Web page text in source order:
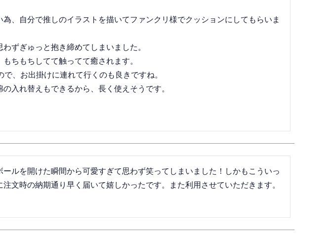
、自分で推しのイラストを描いてファンクリ様でクッションにしてもらいま
ずぎゅっと抱き締めてしまいました。
ちもちしてて触ってて癒されます。
、お出掛けに連れて行くのも良きですね。
入れ替えもできるから、長く使えそうです。
ルを開けた瞬間から可愛すぎて思わず笑ってしまいました！しかもこういっ
文時の納期通り早く届いて嬉しかったです。また利用させていただきます。